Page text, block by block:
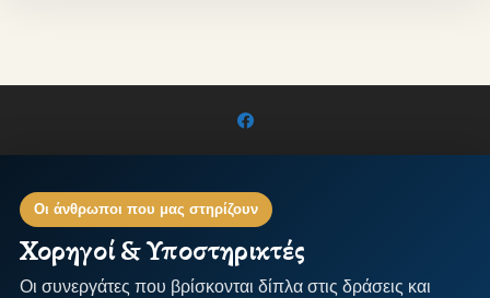
Οι άνθρωποι που μας στηρίζουν
Χορηγοί & Υποστηρικτές
Οι συνεργάτες που βρίσκονται δίπλα στις δράσεις και